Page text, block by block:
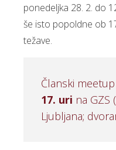
ponedeljka 28. 2. do
še isto popoldne ob
težave.
Članski
17. uri na GZS
Ljubljana;